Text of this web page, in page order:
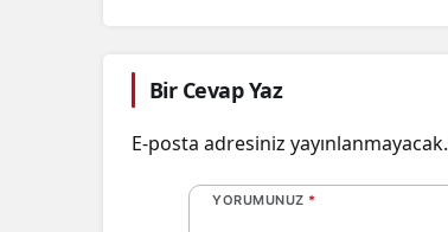
Bir Cevap Yaz
E-posta adresiniz yayınlanmayacak.
YORUMUNUZ *